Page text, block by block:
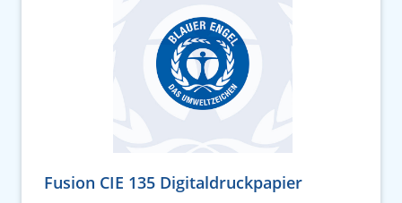
Fusion CIE 135 Digitaldruckpapier